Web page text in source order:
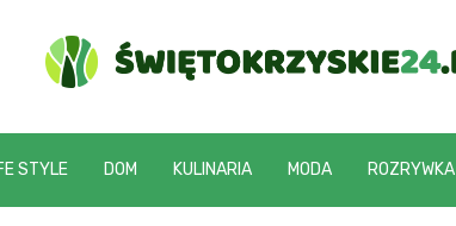
swietokrzyskie24.pl
STYLE DOM KULINARIA MODA ROZRYWKA